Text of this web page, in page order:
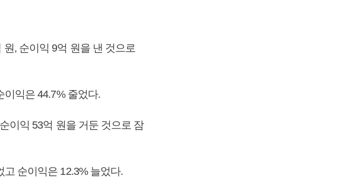
, 순이익 9억 원을 낸 것으로
순이익은 44.7% 줄었다.
이익 53억 원을 거둔 것으로 잠
고 순이익은 12.3% 늘었다.